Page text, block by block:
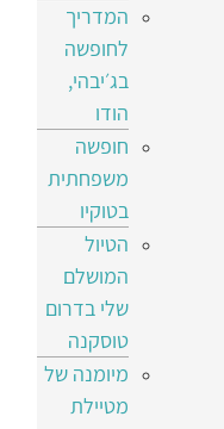
המדריך
לחופשה
בג׳יבהי,
הודו
חופשה
משפחתית
בטוקיו
הטיול
המושלם
שלי בדרום
טוסקנה
מיומנה של
מטיילת